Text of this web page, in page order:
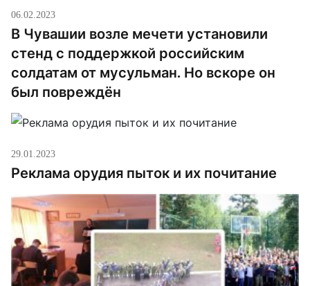
06.02.2023
В Чувашии возле мечети установили
стенд с поддержкой российским
солдатам от мусульман. Но вскоре он
был повреждён
29.01.2023
Реклама орудия пыток и их почитание